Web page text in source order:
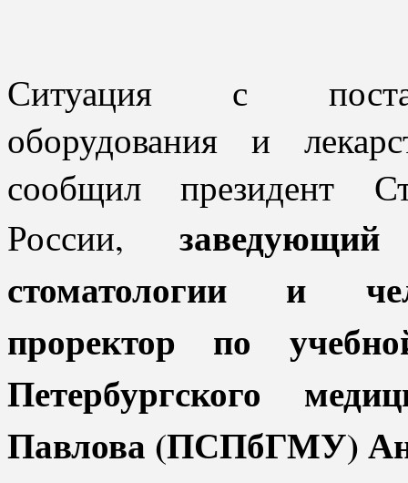
Ситуация с
оборудования и
сообщил президент
России,
стоматологии и
проректор по
Петербургского
Павлова (ПСПбГМУ)